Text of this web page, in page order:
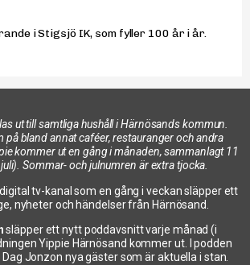
i Stigsjö IK, som fyller 100 år i år.
ut till samtliga hushåll i Härnösands kommun.
på bland annat caféer, restauranger och andra
kommer ut en gång i månaden, sammanlagt 11
Sommar- och julnumren är extra tjocka.
tv-kanal som en gång i veckan släpper ett
nyheter och händelser från Härnösand.
släpper ett nytt poddavsnitt varje månad (i
Yippie Härnösand kommer ut. I podden
Jonzon nya gäster som är aktuella i stan.